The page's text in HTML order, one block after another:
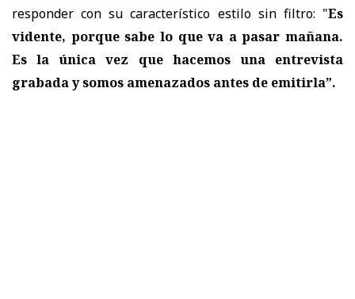
responder con su característico estilo sin filtro: "Es
vidente, porque sabe lo que va a pasar mañana.
Es la única vez que hacemos una entrevista
grabada y somos amenazados antes de emitirla”.